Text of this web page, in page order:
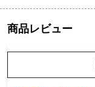
商品レビュー